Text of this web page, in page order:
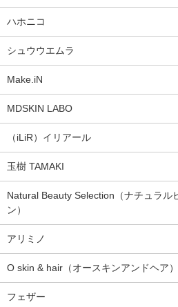
ハホニコ
シュウウエムラ
Make.iN
MDSKIN LABO
（iLiR）イリアール
玉樹 TAMAKI
Natural Beauty Selection（ナチュラル
ン）
アリミノ
O skin & hair（オースキンアンドヘア）
フェザー